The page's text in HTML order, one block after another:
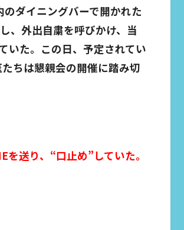
ダイニングバーで開かれた
、外出自粛を呼びかけ、当
いた。この日、予定されてい
ちは懇親会の開催に踏み切
送り、“口止め”していた。